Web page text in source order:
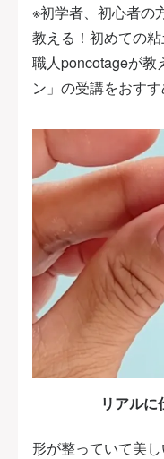
※初学者、初心者の
教える！初めての
職人poncotageが教
ン」の受講をおすす
リアル
形が整っていて美